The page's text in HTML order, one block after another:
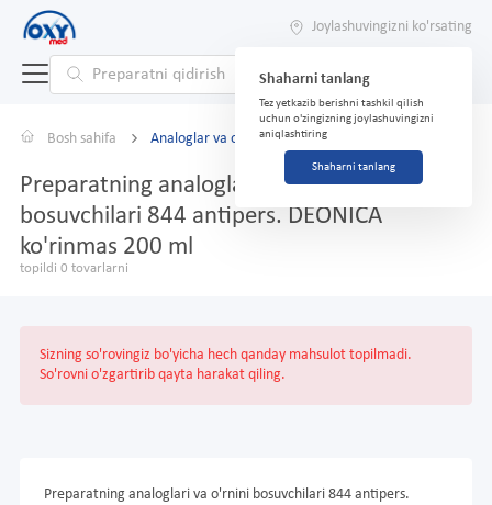
Joylashuvingizni ko'rsating
Shaharni tanlang
Tez yetkazib berishni tashkil qilish
uchun o'zingizning joylashuvingizni
aniqlashtiring
Shaharni tanlang
Bosh sahifa Analoglar va o'rnini bosuvchilar
Preparatning analoglari va o'rnini
bosuvchilari 844 antipers. DEONICA
ko'rinmas 200 ml
topildi 0 tovarlarni
Sizning so'rovingiz bo'yicha hech qanday mahsulot topilmadi.
So'rovni o'zgartirib qayta harakat qiling.
Preparatning analoglari va o'rnini bosuvchilari 844 antipers.